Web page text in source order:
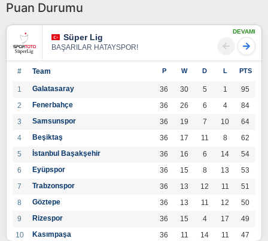
Puan Durumu
Süper Lig
BAŞARILAR HATAYSPOR!
DEVAMI
# Team P W D L PTS
1 Galatasaray 36 30 5 1
95
2
Fenerbahçe 36 26 6 4
84
3
Samsunspor 36 19 7 10
64
4
Beşiktaş 36 17 11 8
62
5
İstanbul Başakşehir 36 16 6 14
54
6
Eyüpspor 36 15 8 13
53
7
Trabzonspor 36 13 12 11
51
8
Göztepe 36 13 11 12
50
9
Rizespor 36 15 4 17
49
10
Kasımpaşa 36 11 14 11 47